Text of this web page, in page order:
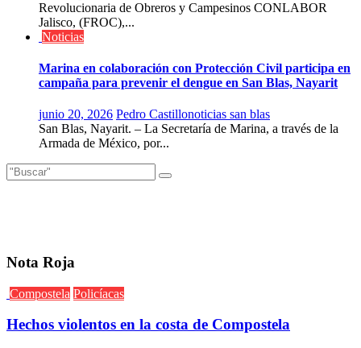
Revolucionaria de Obreros y Campesinos CONLABOR
Jalisco, (FROC),...
Noticias
Marina en colaboración con Protección Civil participa en
campaña para prevenir el dengue en San Blas, Nayarit
junio 20, 2026 Pedro Castillonoticias san blas
San Blas, Nayarit. – La Secretaría de Marina, a través de la
Armada de México, por...
Nota Roja
Compostela Policíacas
Hechos violentos en la costa de Compostela